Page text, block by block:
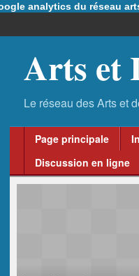
analytics du réseau
Arts et
Page principale
Discussion en ligne